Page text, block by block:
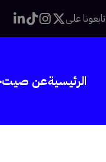
تابعونا على
الرئيسيةعن صيت